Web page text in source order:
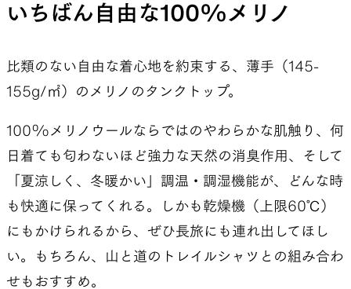
いちばん自由な100%メリノ
比類のない自由な着心地を約束する、薄手（145-
155g/㎡）のメリノのタンクトップ。
100%メリノウールならではのやわらかな肌触り、何
日着ても匂わないほど強力な天然の消臭作用、そして
「夏涼しく、冬暖かい」調温・調湿機能が、どんな時
も快適に保ってくれる。しかも乾燥機（上限60℃）
にもかけられるから、ぜひ長旅にも連れ出してほし
い。もちろん、山と道のトレイルシャツとの組み合わ
せもおすすめ。